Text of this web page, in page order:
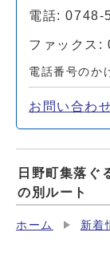
電話: 0748-
ファックス
電話番号のか
お問い合わ
日野町集落ぐ
の別ルート
ホーム 新着